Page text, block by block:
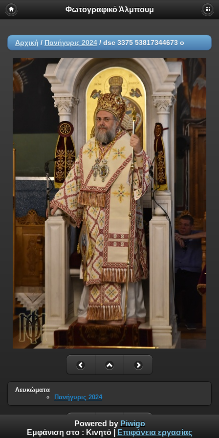
Φωτογραφικό Άλμπουμ
Αρχική / Πανήγυρις 2024 / dsc 3375 53817344673 o
Λευκώματα
Πανήγυρις 2024
Powered by Piwigo
Εμφάνιση στο : Κινητό Επιφάνεια εργασίας